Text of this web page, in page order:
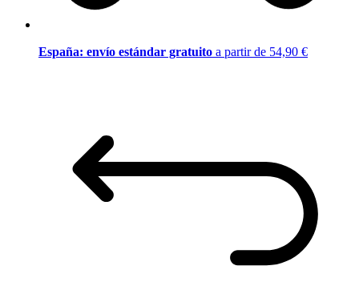
España: envío estándar gratuito a partir de 54,90 €